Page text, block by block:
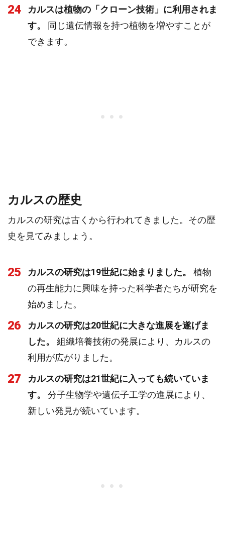
24
カルスは植物の「クローン技術」に利用されま
す。
同じ遺伝情報を持つ植物を増やすことが
できます。
カルスの歴史
カルスの研究は古くから行われてきました。その歴
史を見てみましょう。
25 カルスの研究は19世紀に始まりました。
植物
の再生能力に興味を持った科学者たちが研究を
始めました。
26
カルスの研究は20世紀に大きな進展を遂げま
した。
組織培養技術の発展により、カルスの
利用が広がりました。
27
カルスの研究は21世紀に入っても続いていま
す。
分子生物学や遺伝子工学の進展により、
新しい発見が続いています。